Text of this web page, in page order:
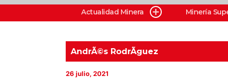
Actualidad Minera
Minería Superficie
Actualidad Minera Minería
AndrÃ©s RodrÃ­guez
26 julio, 2021